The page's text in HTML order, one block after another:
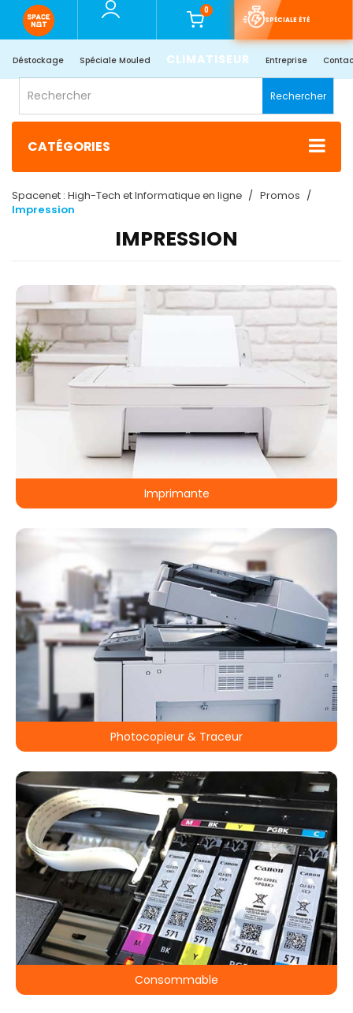
0
SPÉCIALE ÉTÉ
Déstockage Spéciale Mouled CLIMATISEUR Entreprise
Rechercher
CATÉGORIES
Spacenet : High-Tech et Informatique en ligne
Promos
Impression
IMPRESSION
Imprimante
Photocopieur & Traceur
Consommable